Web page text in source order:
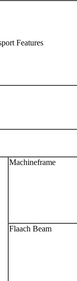
Features
Machineframe
Flaach Beam